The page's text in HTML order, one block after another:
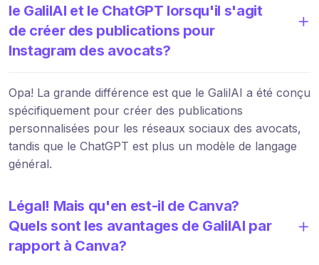
le GalilAI et le ChatGPT lorsqu'il s'agit
de créer des publications pour
Instagram des avocats?
Opa! La grande différence est que le GalilAI a été conçu
spécifiquement pour créer des publications
personnalisées pour les réseaux sociaux des avocats,
tandis que le ChatGPT est plus un modèle de langage
général.
Légal! Mais qu'en est-il de Canva?
Quels sont les avantages de GalilAI par
rapport à Canva?